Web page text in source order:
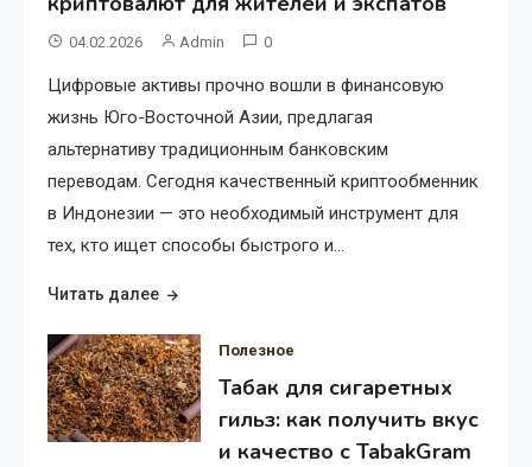
04.02.2026 Admin 0
Цифровые активы прочно вошли в финансовую
жизнь Юго-Восточной Азии, предлагая
альтернативу традиционным банковским
переводам. Сегодня качественный криптообменник
в Индонезии — это необходимый инструмент для
тех, кто ищет способы быстрого и…
Читать далее
Полезное
Табак для сигаретных
гильз: как получить вкус
и качество с TabakGram